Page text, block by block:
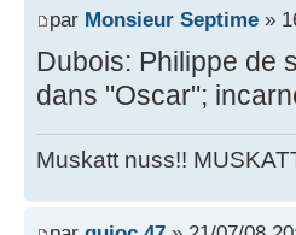
par Monsieur Septime »
Dubois: Philippe de
dans "Oscar";
Muskatt nuss!!